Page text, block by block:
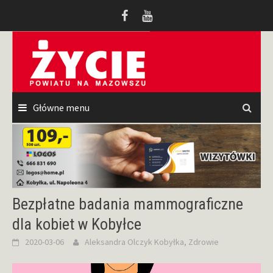
Główne menu
Bezpłatne badania mammograficzne
dla kobiet w Kobyłce
2020-03-06 Aleksandra Olczyk Kobyłka, Zdrowie